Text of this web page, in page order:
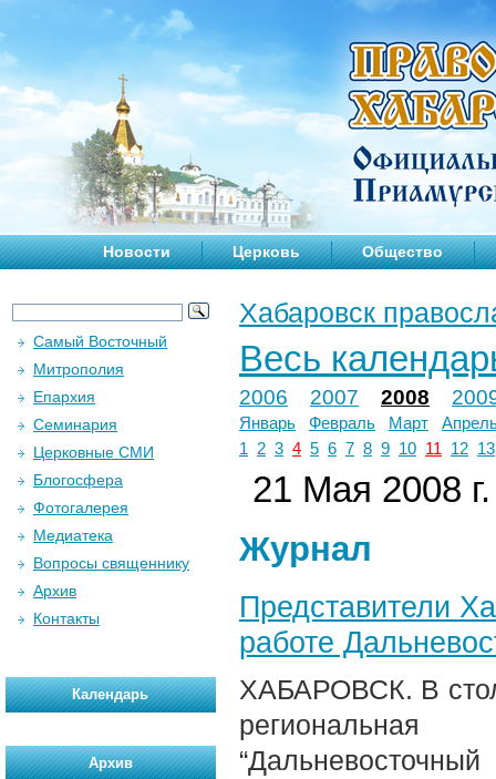
Новости Церковь Общество
Хабаровск
Весь
2006 2007 2008
Январь Февраль Март
1
2 3 4 5 6 7 8 9 10 11 12 13
21 Мая 2008 г.
Журнал
Представители
работе
ХАБАРОВСК. В
региональная
Самый Восточный
Митрополия
Епархия
Семинария
Церковные СМИ
Блогосфера
Фотогалерея
Медиатека
Вопросы священнику
Архив
Контакты
Календарь
Архив